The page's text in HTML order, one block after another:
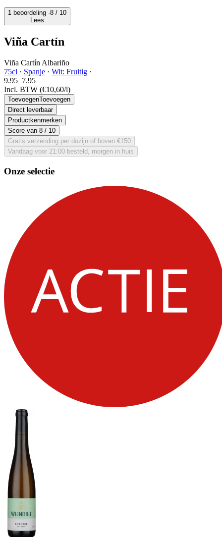
1 beoordeling ·8 / 10
Lees
Viña Cartín
Viña Cartín Albariño
75cl · Spanje · Wit: Fruitig ·
9.95 7.95
Incl. BTW (€10,60/l)
ToevoegenToevoegen
Direct leverbaar
Productkenmerken
Score van 8 / 10
Gratis verzending per dozijn of boven €150
Vandaag voor 21:00 besteld, morgen in huis
Onze selectie